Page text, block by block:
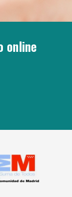
online